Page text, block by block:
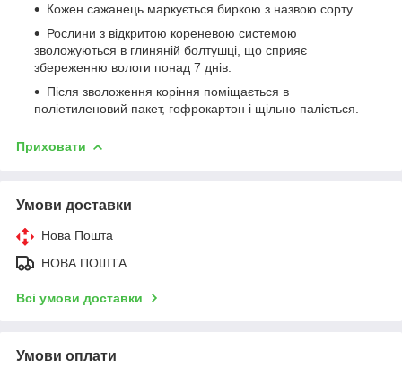
Кожен сажанець маркується биркою з назвою сорту.
Рослини з відкритою кореневою системою
зволожуються в глиняній болтушці, що сприяє
збереженню вологи понад 7 днів.
Після зволоження коріння поміщається в
поліетиленовий пакет, гофрокартон і щільно паліється.
Приховати
Умови доставки
Нова Пошта
НОВА ПОШТА
Всі умови доставки
Умови оплати